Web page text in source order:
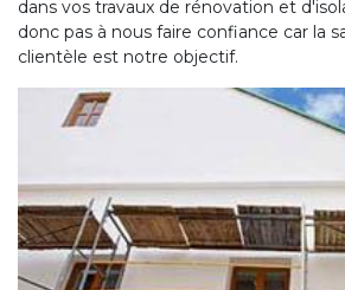
dans vos travaux de rénovation et
donc pas à nous faire confiance car la
clientèle est notre objectif.